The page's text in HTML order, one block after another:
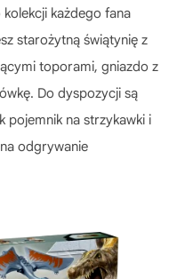
każdego fana
starożytną świątynię z
toporami, gniazdo z
Do dyspozycji są
pojemnik na strzykawki i
odgrywanie